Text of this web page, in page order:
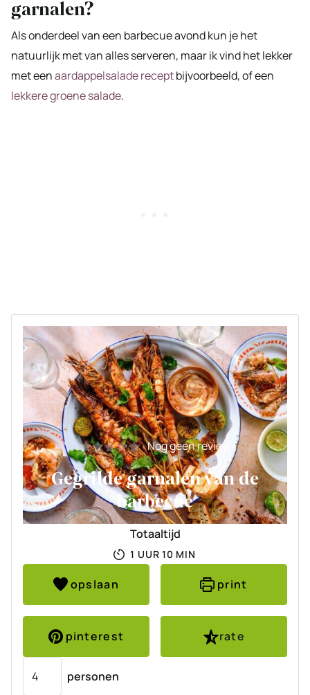
garnalen?
Als onderdeel van een barbecue avond kun je het
natuurlijk met van alles serveren, maar ik vind het lekker
met eenaardappelsalade receptbijvoorbeeld, of een
lekkere groene salade.
Nog geen review
Gegrilde garnalen van de
barbecue
Totaaltijd
1 UUR
UUR 10 MINUTEN
MIN
opslaan print
pinterest
rate
personen